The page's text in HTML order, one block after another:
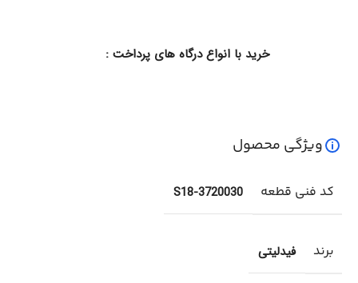
خرید با انواع درگاه های پرداخت :
ویژگی محصول
کد فنی قطعه S18-3720030
برند فیدلیتی